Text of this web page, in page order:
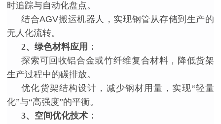
时追踪与自动化盘点。
结合AGV搬运机器人，实现钢管从存储到生产的
无人化流转。
2、绿色材料应用：
探索可回收铝合金或竹纤维复合材料，降低货架
生产过程中的碳排放。
优化货架结构设计，减少钢材用量，实现“轻量
化”与“高强度”的平衡。
3、 空间优化技术：